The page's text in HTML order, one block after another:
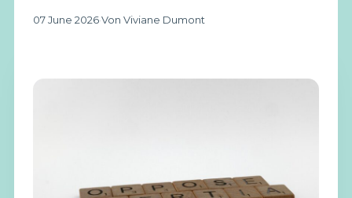
07 June 2026·Von Viviane Dumont